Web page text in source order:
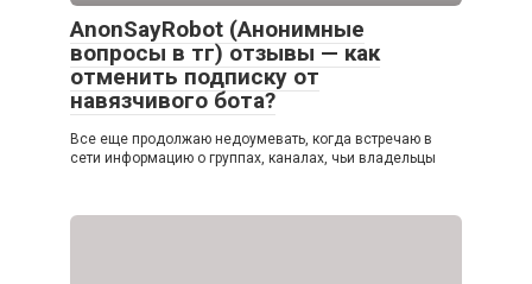
AnonSayRobot (Анонимные
вопросы в тг) отзывы — как
отменить подписку от
навязчивого бота?
Все еще продолжаю недоумевать, когда встречаю в
сети информацию о группах, каналах, чьи владельцы